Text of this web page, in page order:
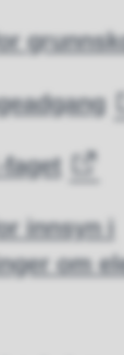
innsyn i
om